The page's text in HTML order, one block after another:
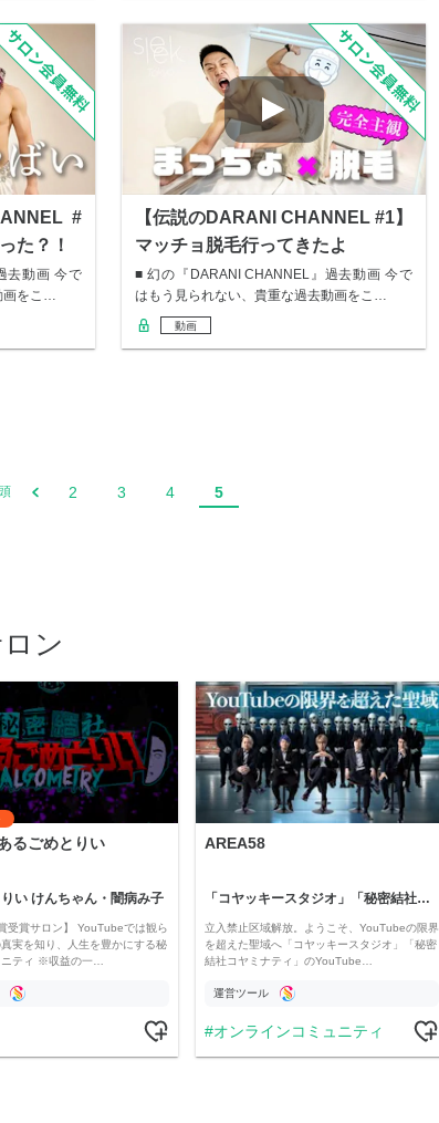
#
た？！
去動画 今で
画をこ…
【伝説のDARANI CHANNEL #1】
マッチョ脱毛行ってきたよ
■ 幻の『DARANI CHANNEL』過去動画 今で
はもう見られない、貴重な過去動画をこ…
動画
2 3 4 5
ン
るごめとりい
い けんちゃん・闇病み子
受賞サロン】 YouTubeでは観ら
実を知り、人生を豊かにする秘
ティ ※収益の一…
AREA58
「コヤッキースタジオ」「秘密結社コヤミナティ」
立入禁止区域解放。ようこそ、YouTubeの限界
を超えた聖域へ「コヤッキースタジオ」「秘密
結社コヤミナティ」のYouTube…
運営ツール
オンラインコミュニティ